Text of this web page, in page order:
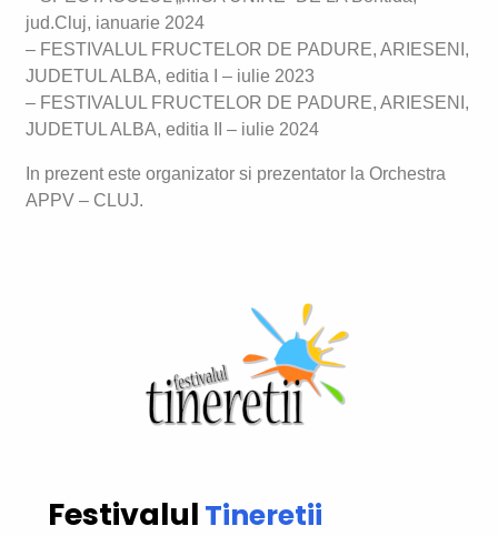
jud.Cluj, ianuarie 2024
– FESTIVALUL FRUCTELOR DE PADURE, ARIESENI,
JUDETUL ALBA, editia I – iulie 2023
– FESTIVALUL FRUCTELOR DE PADURE, ARIESENI,
JUDETUL ALBA, editia II – iulie 2024
In prezent este organizator si prezentator la Orchestra
APPV – CLUJ.
Festivalul Tineretii